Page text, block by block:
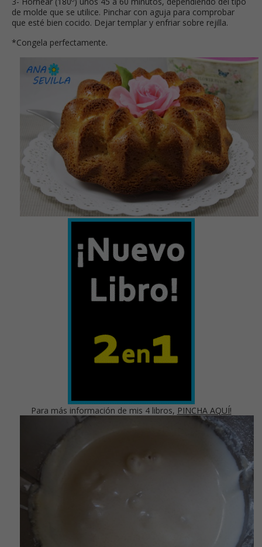
de molde que se utilice. Pinchar con aguja para comprobar
que esté bien cocido. Dejar templar y enfriar sobre rejilla.
*Congela perfectamente.
Para más información de mis 4 libros, PINCHA AQUÍ!